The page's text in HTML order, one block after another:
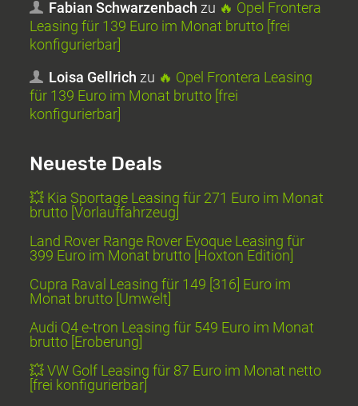
Fabian Schwarzenbach zu 🔥 Opel Frontera
Leasing für 139 Euro im Monat brutto [frei
konfigurierbar]
Loisa Gellrich zu 🔥 Opel Frontera Leasing
für 139 Euro im Monat brutto [frei
konfigurierbar]
Neueste Deals
💥 Kia Sportage Leasing für 271 Euro im Monat
brutto [Vorlauffahrzeug]
Land Rover Range Rover Evoque Leasing für
399 Euro im Monat brutto [Hoxton Edition]
Cupra Raval Leasing für 149 [316] Euro im
Monat brutto [Umwelt]
Audi Q4 e-tron Leasing für 549 Euro im Monat
brutto [Eroberung]
💥 VW Golf Leasing für 87 Euro im Monat netto
[frei konfigurierbar]